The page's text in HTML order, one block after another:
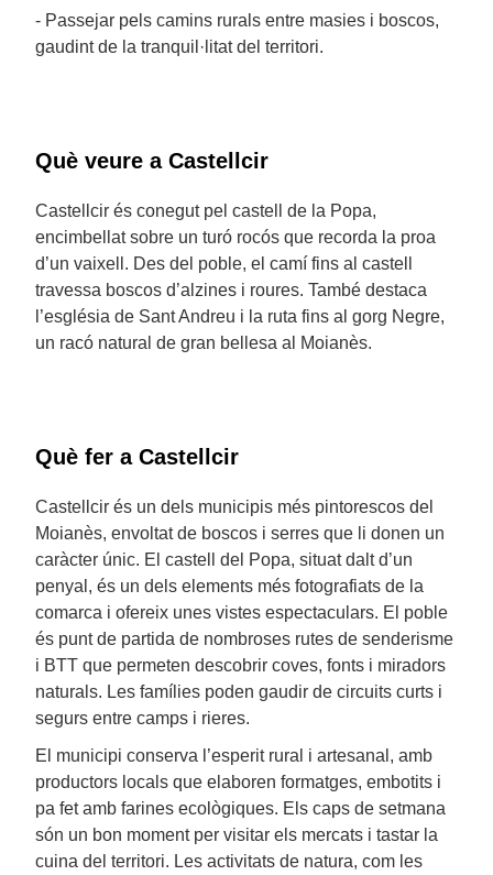
- Passejar pels camins rurals entre masies i boscos,
gaudint de la tranquil·litat del territori.
Què veure a Castellcir
Castellcir és conegut pel castell de la Popa,
encimbellat sobre un turó rocós que recorda la proa
d’un vaixell. Des del poble, el camí fins al castell
travessa boscos d’alzines i roures. També destaca
l’església de Sant Andreu i la ruta fins al gorg Negre,
un racó natural de gran bellesa al Moianès.
Què fer a Castellcir
Castellcir és un dels municipis més pintorescos del
Moianès, envoltat de boscos i serres que li donen un
caràcter únic. El castell del Popa, situat dalt d’un
penyal, és un dels elements més fotografiats de la
comarca i ofereix unes vistes espectaculars. El poble
és punt de partida de nombroses rutes de senderisme
i BTT que permeten descobrir coves, fonts i miradors
naturals. Les famílies poden gaudir de circuits curts i
segurs entre camps i rieres.
El municipi conserva l’esperit rural i artesanal, amb
productors locals que elaboren formatges, embotits i
pa fet amb farines ecològiques. Els caps de setmana
són un bon moment per visitar els mercats i tastar la
cuina del territori. Les activitats de natura, com les